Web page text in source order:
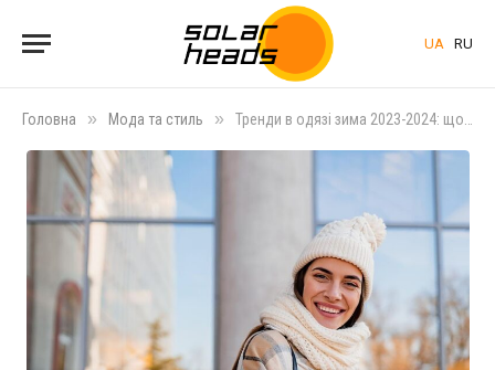
UA RU
Головна » Мода та стиль » Тренди в одязі зима 2023-2024: що актуально?